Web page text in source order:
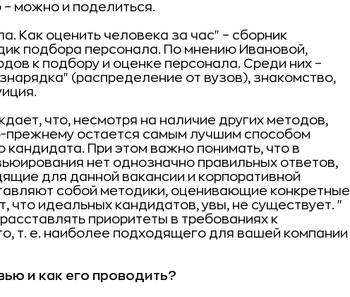
можно и поделиться.
Как оценить человека за час" – сборник
подбора персонала. По мнению Ивановой,
к подбору и оценке персонала. Среди них –
(распределение от вузов), знакомство,
что, несмотря на наличие других методов,
прежнему остается самым лучшим способом
кандидата. При этом важно понимать, что в
нет однозначно правильных ответов,
для данной вакансии и корпоративной
собой методики, оценивающие конкретные
что идеальных кандидатов, увы, не существует. "
приоритеты в требованиях к
т. е. наиболее подходящего для вашей компании
и как его проводить?